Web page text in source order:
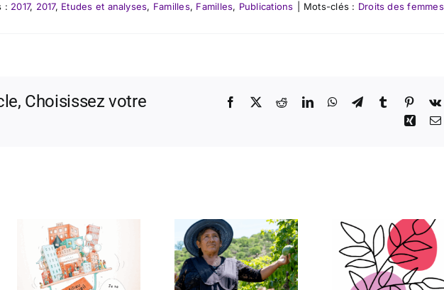
: 2017, 2017, Etudes et analyses, Familles, Familles, Publications Mots-clés : Droits des femmes
Choisissez votre
Facebook RedditLinkedInWhatsApp
TelegramTumblr
Xing